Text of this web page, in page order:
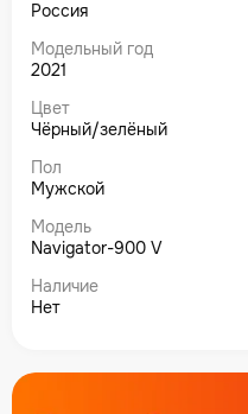
Россия
Модельный год
2021
Цвет
Чёрный/зелёный
Пол
Мужской
Модель
Navigator-900 V
Наличие
Нет